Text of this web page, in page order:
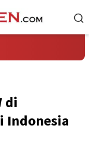
di
Indonesia